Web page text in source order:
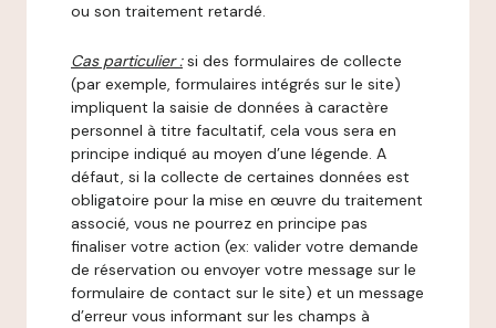
ou son traitement retardé.
Cas particulier : si des formulaires de collecte
(par exemple, formulaires intégrés sur le site)
impliquent la saisie de données à caractère
personnel à titre facultatif, cela vous sera en
principe indiqué au moyen d’une légende. A
défaut, si la collecte de certaines données est
obligatoire pour la mise en œuvre du traitement
associé, vous ne pourrez en principe pas
finaliser votre action (ex: valider votre demande
de réservation ou envoyer votre message sur le
formulaire de contact sur le site) et un message
d’erreur vous informant sur les champs à